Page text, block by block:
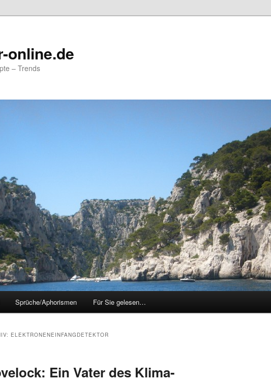
online.de
– Trends
Sprüche/Aphorismen Für Sie gelesen…
ELEKTRONENEINFANGDETEKTOR
Ein Vater des Klima-